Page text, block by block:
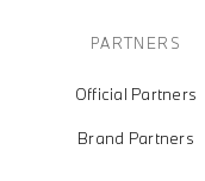
PARTNERS
Official Partners
Brand Partners